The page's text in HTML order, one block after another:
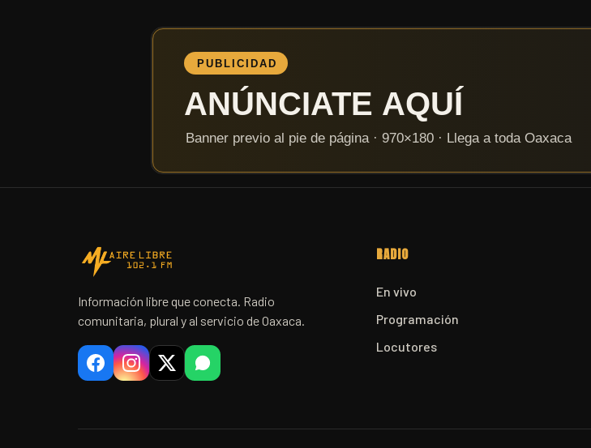
Información libre que conecta. Radio
comunitaria, plural y al servicio de Oaxaca.
RADIO
En vivo
Programación
Locutores